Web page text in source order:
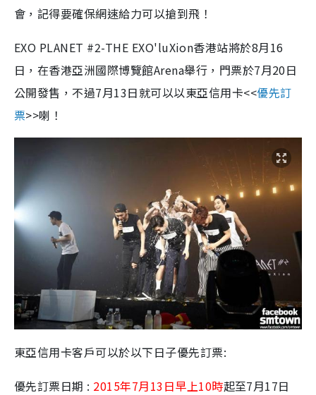
會，記得要確保網速給力可以搶到飛！
EXO PLANET #2-THE EXO'luXion香港站將於8月16
日，在香港亞洲國際博覽館Arena舉行，門票於7月20日
公開發售，不過7月13日就可以以東亞信用卡<<優先訂
票>>喇！
東亞信用卡客戶可以於以下日子優先訂票:
優先訂票日期 : 2015年7月13日早上10時起至7月17日